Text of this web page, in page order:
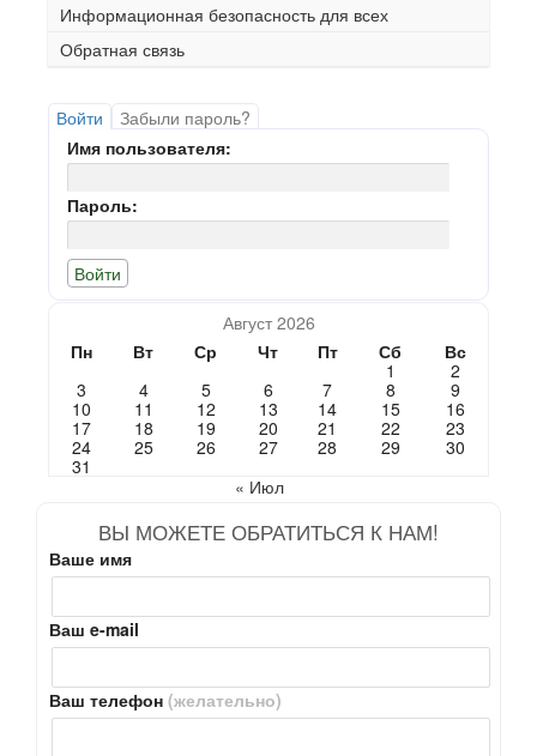
Информационная безопасность для всех
Обратная связь
Войти
Забыли пароль?
Имя пользователя:
Пароль:
Август 2026
Пн
Вт Ср Чт Пт Сб
Вс
1
2
3
4 5 6 7 8
9
10
11 12 13 14 15
16
17
18 19 20 21 22
23
24
25 26 27 28 29
30
31
« Июл
ВЫ МОЖЕТЕ ОБРАТИТЬСЯ К НАМ!
Ваше имя
Ваш e-mail
Ваш телефон (желательно)